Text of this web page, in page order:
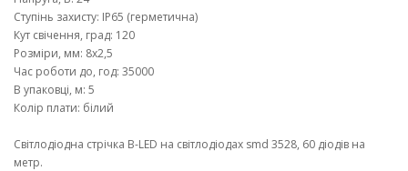
Ступінь захисту: IP65 (герметична)
Кут свічення, град: 120
Розміри, мм: 8х2,5
Час роботи до, год: 35000
В упаковці, м: 5
Колір плати: білий
Світлодіодна стрічка B-LED на світлодіодах smd 3528, 60 діодів на
метр.